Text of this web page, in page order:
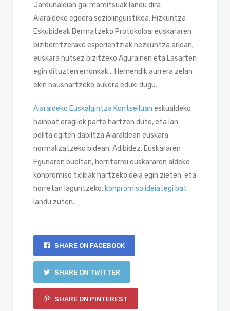
Jardunaldian gai mamitsuak landu dira:
Aiaraldeko egoera soziolinguistikoa; Hizkuntza
Eskubideak Bermatzeko Protokoloa; euskararen
biziberritzerako esperientziak hezkuntza arloan;
euskara hutsez bizitzeko Agurainen eta Lasarten
egin dituzten erronkak… Hemendik aurrera zelan
ekin hausnartzeko aukera eduki dugu.
Aiaraldeko Euskalgintza Kontseiluan eskualdeko
hainbat eragilek parte hartzen dute, eta lan
polita egiten dabiltza Aiaraldean euskara
normalizatzeko bidean. Adibidez, Euskararen
Egunaren bueltan, herritarrei euskararen aldeko
konpromiso txikiak hartzeko deia egin zieten, eta
horretan laguntzeko, konpromiso ideiategi bat
landu zuten.
SHARE ON FACEBOOK
SHARE ON TWITTER
SHARE ON PINTEREST